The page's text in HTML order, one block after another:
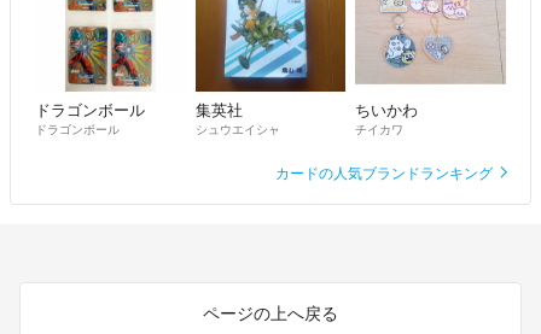
ドラゴンボール
ドラゴンボール
集英社
シュウエイシャ
ちいかわ
チイカワ
カードの人気ブランドランキング
ページの上へ戻る